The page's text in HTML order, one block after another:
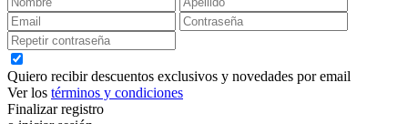
Quiero recibir descuentos exclusivos y novedades por email
Ver los términos y condiciones
Finalizar registro